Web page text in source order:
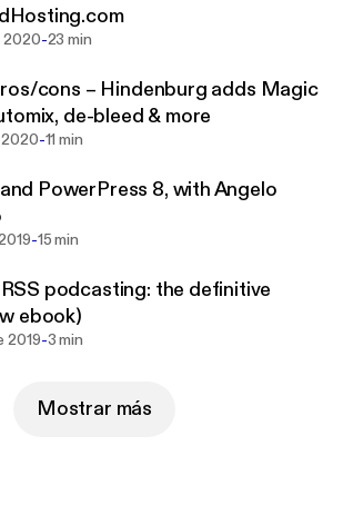
2020-23 min
cons – Hindenburg adds Magic
de-bleed & more
2020-11 min
PowerPress 8, with Angelo
-15 min
podcasting: the definitive
ebook)
2019-3 min
Mostrar más